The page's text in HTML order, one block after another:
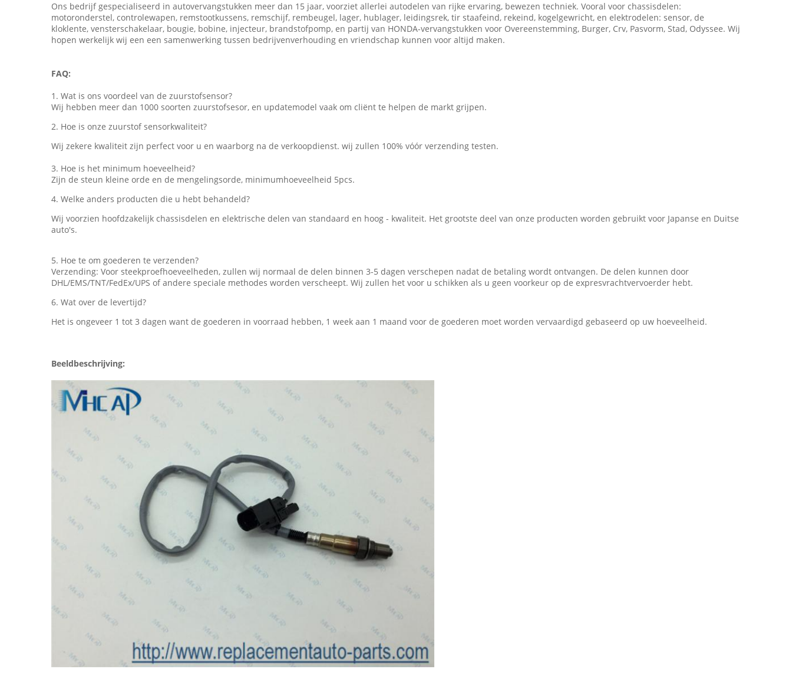
Ons bedrijf gespecialiseerd in autovervangstukken meer dan 15 jaar, voorziet allerlei autodelen van rijke ervaring, bewezen techniek. Vooral voor chassisdelen:
motoronderstel, controlewapen, remstootkussens, remschijf, rembeugel, lager, hublager, leidingsrek, tir staafeind, rekeind, kogelgewricht, en elektrodelen: sensor, de
kloklente, vensterschakelaar, bougie, bobine, injecteur, brandstofpomp, en partij van HONDA-vervangstukken voor Overeenstemming, Burger, Crv, Pasvorm, Stad, Odyssee. Wij
hopen werkelijk wij een een samenwerking tussen bedrijvenverhouding en vriendschap kunnen voor altijd maken.
FAQ:
1. Wat is ons voordeel van de zuurstofsensor?
Wij hebben meer dan 1000 soorten zuurstofsesor, en updatemodel vaak om cliënt te helpen de markt grijpen.
2. Hoe is onze zuurstof sensorkwaliteit?
Wij zekere kwaliteit zijn perfect voor u en waarborg na de verkoopdienst. wij zullen 100% vóór verzending testen.
3. Hoe is het minimum hoeveelheid?
Zijn de steun kleine orde en de mengelingsorde, minimumhoeveelheid 5pcs.
4. Welke anders producten die u hebt behandeld?
Wij voorzien hoofdzakelijk chassisdelen en elektrische delen van standaard en hoog - kwaliteit. Het grootste deel van onze producten worden gebruikt voor Japanse en Duitse
auto's.
5. Hoe te om goederen te verzenden?
Verzending: Voor steekproefhoeveelheden, zullen wij normaal de delen binnen 3-5 dagen verschepen nadat de betaling wordt ontvangen. De delen kunnen door
DHL/EMS/TNT/FedEx/UPS of andere speciale methodes worden verscheept. Wij zullen het voor u schikken als u geen voorkeur op de expresvrachtvervoerder hebt.
6. Wat over de levertijd?
Het is ongeveer 1 tot 3 dagen want de goederen in voorraad hebben, 1 week aan 1 maand voor de goederen moet worden vervaardigd gebaseerd op uw hoeveelheid.
Beeldbeschrijving: